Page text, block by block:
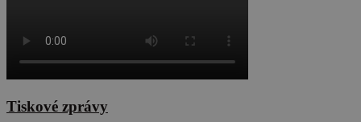
Tiskové zprávy